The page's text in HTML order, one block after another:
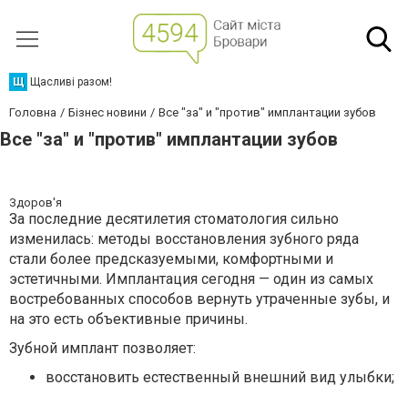
Щ Щасливі разом!
Головна Бізнес новини Все "за" и "против" имплантации зубов
Все "за" и "против" имплантации зубов
Здоров'я
За последние десятилетия стоматология сильно
изменилась: методы восстановления зубного ряда
стали более предсказуемыми, комфортными и
эстетичными. Имплантация сегодня — один из самых
востребованных способов вернуть утраченные зубы, и
на это есть объективные причины.
Зубной имплант позволяет:
восстановить естественный внешний вид улыбки;